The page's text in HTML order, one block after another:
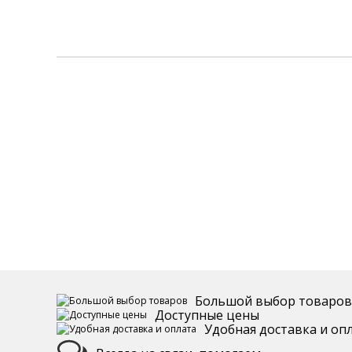
Большой выбор товаров
Доступные цены
Удобная доставка и